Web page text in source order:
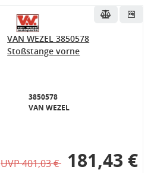
VAN WEZEL 3850578
Stoßstange vorne
3850578
VAN WEZEL
UVP 401,03 € 181,43 €